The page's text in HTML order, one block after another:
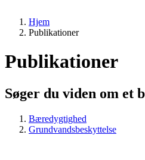
Hjem
Publikationer
Publikationer
Søger du viden om et
Bæredygtighed
Grundvandsbeskyttelse